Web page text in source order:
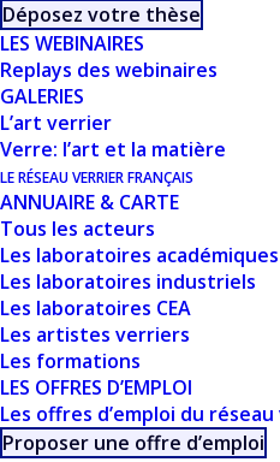
Déposez votre thèse
LES WEBINAIRES
Replays des webinaires
GALERIES
L’art verrier
Verre: l’art et la matière
LE RÉSEAU VERRIER FRANÇAIS
ANNUAIRE & CARTE
Tous les acteurs
Les laboratoires académiques
Les laboratoires industriels
Les laboratoires CEA
Les artistes verriers
Les formations
LES OFFRES D’EMPLOI
Les offres d’emploi du
Proposer une offre d’emploi
FERLAT
CE